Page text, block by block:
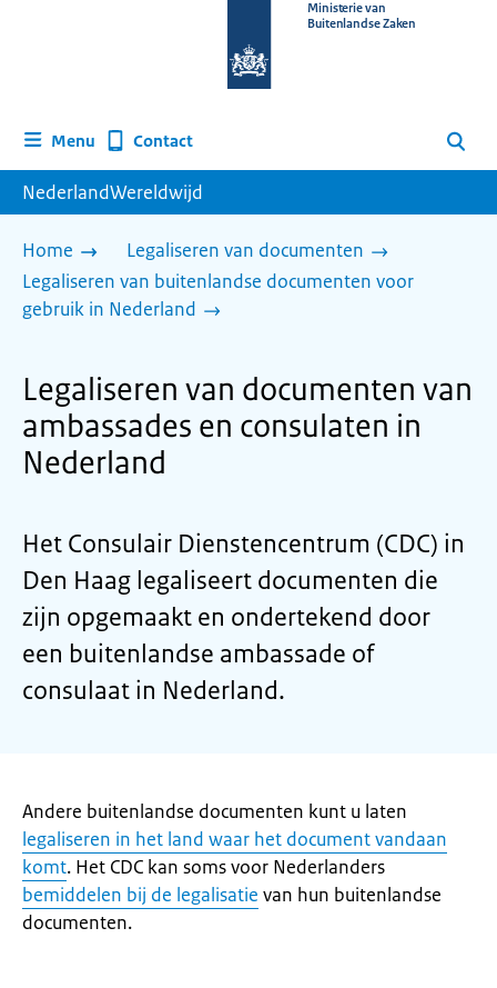
homepage
Ministerie van
Buitenlandse Zaken
Menu Contact Zoeken
NederlandWereldwijd
Home
Legaliseren van documenten
Legaliseren van buitenlandse documenten voor
gebruik in Nederland
Legaliseren van documenten van
ambassades en consulaten in
Nederland
Het Consulair Dienstencentrum (CDC) in
Den Haag legaliseert documenten die
zijn opgemaakt en ondertekend door
een buitenlandse ambassade of
consulaat in Nederland.
Andere buitenlandse documenten kunt u laten
legaliseren in het land waar het document vandaan
komt. Het CDC kan soms voor Nederlanders
bemiddelen bij de legalisatie van hun buitenlandse
documenten.